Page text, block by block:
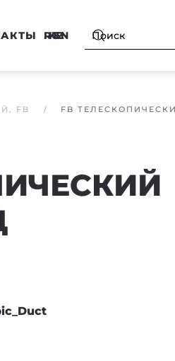
RU
KZ
EN
FB FB